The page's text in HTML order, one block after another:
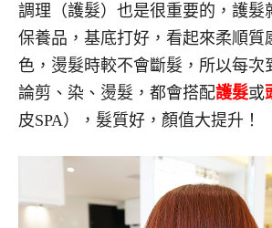
調理（護髮）也是很重要的，護髮
保養品，基底打好，看起來柔順質
色，燙髮時較不會斷髮，所以每次
論剪、染、燙髮，都會搭配護髮或
皮SPA），髮質好，顏值大提升！